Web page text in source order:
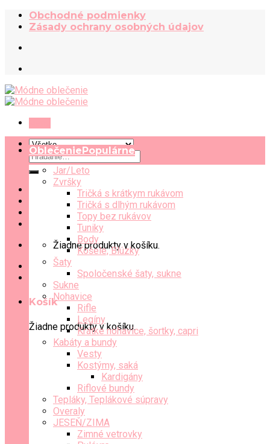
Skip
Obchodné podmienky
Zásady ochrany osobných údajov
Hľadať:
Žiadne produkty v košíku.
Košík
Žiadne produkty v košíku.
Oblečenie
Jar/Leto
Zvršky
Tričká s krátkym rukávom
Tričká s dlhým rukávom
Topy bez rukávov
Tuniky
Body
Košele, Blúzky
Šaty
Spoločenské šaty, sukne
Sukne
Nohavice
Rifle
Legíny
Krátke nohavice, šortky, capri
Kabáty a bundy
Vesty
Kostýmy, saká
Kardigány
Riflové bundy
Tepláky, Teplákové súpravy
Overaly
JESEŇ/ZIMA
Zimné vetrovky